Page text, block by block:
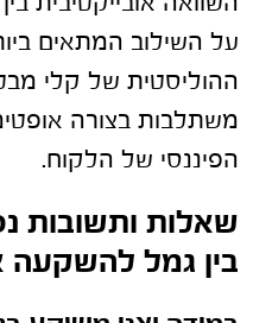
על השילוב המתאים
ההוליסטית של קלי
משתלבות בצורה
הפיננסי של הלקוח.
שאלות ותשובות
בין גמל להשקעה